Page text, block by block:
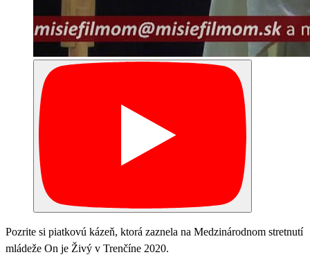
Pozrite si piatkovú kázeň, ktorá zaznela na Medzinárodnom stretnutí
mládeže On je Živý v Trenčíne 2020.